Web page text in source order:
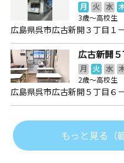
月 火 水
3歳～高校生
広島県呉市広古新開３丁目
広古新開
月 火 水
2歳～高校生
広島県呉市広古新開５丁目
もっと見る（